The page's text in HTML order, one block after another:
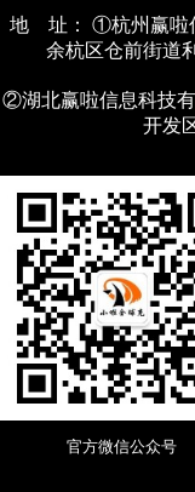
地 址： ①杭州赢啦
余杭区仓前街道
②湖北赢啦信息科技
开发
官方微信公众号